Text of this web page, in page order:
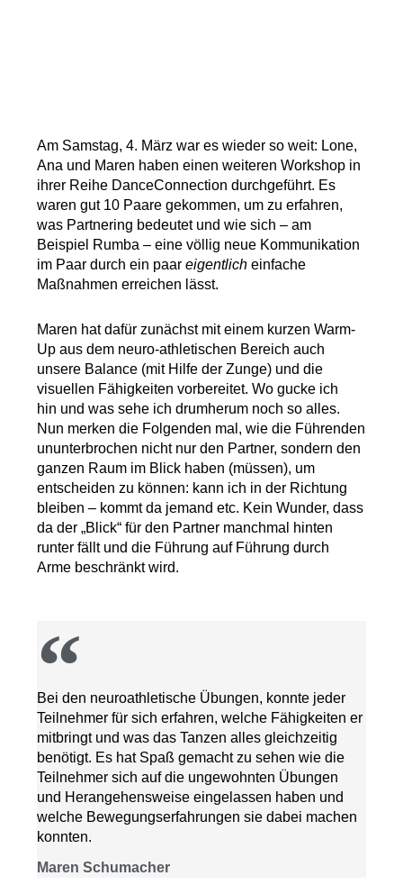
Am Samstag, 4. März war es wieder so weit: Lone,
Ana und Maren haben einen weiteren Workshop in
ihrer Reihe DanceConnection durchgeführt. Es
waren gut 10 Paare gekommen, um zu erfahren,
was Partnering bedeutet und wie sich – am
Beispiel Rumba – eine völlig neue Kommunikation
im Paar durch ein paareigentlich einfache
Maßnahmen erreichen lässt.
Maren hat dafür zunächst mit einem kurzen Warm-
Up aus dem neuro-athletischen Bereich auch
unsere Balance (mit Hilfe der Zunge) und die
visuellen Fähigkeiten vorbereitet. Wo gucke ich
hin und was sehe ich drumherum noch so alles.
Nun merken die Folgenden mal, wie die Führenden
ununterbrochen nicht nur den Partner, sondern den
ganzen Raum im Blick haben (müssen), um
entscheiden zu können: kann ich in der Richtung
bleiben – kommt da jemand etc. Kein Wunder, dass
da der „Blick“ für den Partner manchmal hinten
runter fällt und die Führung auf Führung durch
Arme beschränkt wird.
Bei den neuroathletische Übungen, konnte jeder
Teilnehmer für sich erfahren, welche Fähigkeiten er
mitbringt und was das Tanzen alles gleichzeitig
benötigt. Es hat Spaß gemacht zu sehen wie die
Teilnehmer sich auf die ungewohnten Übungen
und Herangehensweise eingelassen haben und
welche Bewegungserfahrungen sie dabei machen
konnten.
Maren Schumacher